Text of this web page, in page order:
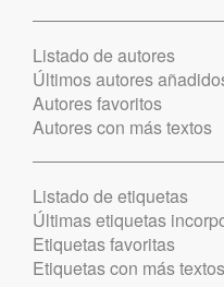
Listado de autores
Últimos autores
Autores favoritos
Autores con más textos
Listado de etiquetas
Últimas etiquetas
Etiquetas favoritas
Etiquetas con más textos